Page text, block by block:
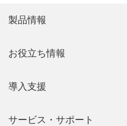
製品情報
お役立ち情報
導入支援
サービス・サポート